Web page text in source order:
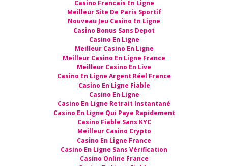
Casino Francais En Ligne
Meilleur Site De Paris Sportif
Nouveau Jeu Casino En Ligne
Casino Bonus Sans Depot
Casino En Ligne
Meilleur Casino En Ligne
Meilleur Casino En Ligne France
Meilleur Casino En Live
Casino En Ligne Argent Réel France
Casino En Ligne Fiable
Casino En Ligne
Casino En Ligne Retrait Instantané
Casino En Ligne Qui Paye Rapidement
Casino Fiable Sans KYC
Meilleur Casino Crypto
Casino En Ligne France
Casino En Ligne Sans Vérification
Casino Online France